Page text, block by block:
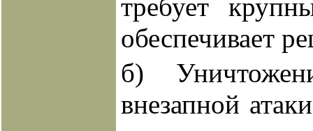
требует
обеспечивает
б)
внезапной